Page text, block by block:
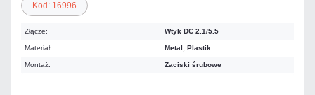
Kod: 16996
Złącze: Wtyk DC 2.1/5.5
Materiał: Metal, Plastik
Montaż: Zaciski śrubowe